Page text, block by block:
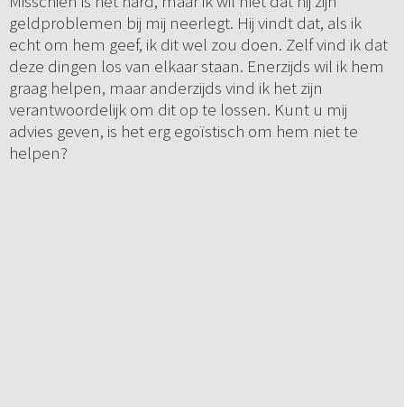
geldproblemen bij mij neerlegt. Hij vindt dat, als ik
echt om hem geef, ik dit wel zou doen. Zelf vind ik dat
deze dingen los van elkaar staan. Enerzijds wil ik hem
graag helpen, maar anderzijds vind ik het zijn
verantwoordelijk om dit op te lossen. Kunt u mij
advies geven, is het erg egoïstisch om hem niet te
helpen?